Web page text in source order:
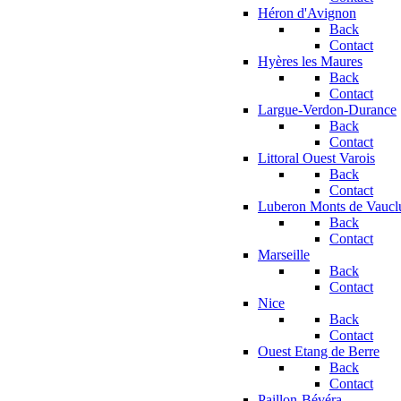
Héron d'Avignon
Back
Contact
Hyères les Maures
Back
Contact
Largue-Verdon-Durance
Back
Contact
Littoral Ouest Varois
Back
Contact
Luberon Monts de
Back
Contact
Marseille
Back
Contact
Nice
Back
Contact
Ouest Etang de Berre
Back
Contact